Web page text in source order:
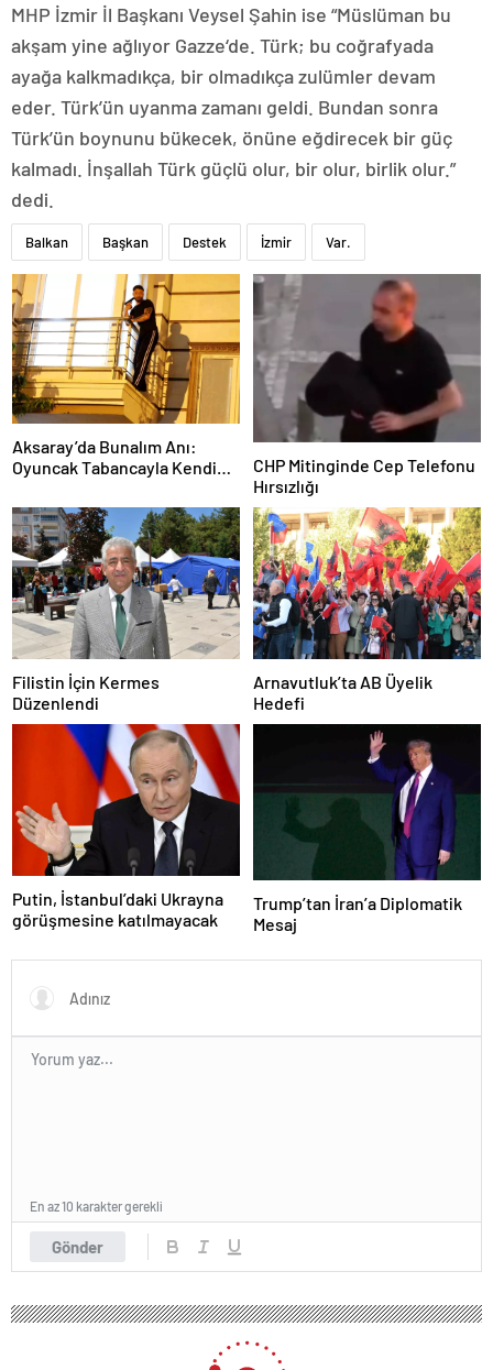
MHP İzmir İl Başkanı Veysel Şahin ise “Müslüman bu
akşam yine ağlıyor Gazze‘de. Türk; bu coğrafyada
ayağa kalkmadıkça, bir olmadıkça zulümler devam
eder. Türk’ün uyanma zamanı geldi. Bundan sonra
Türk’ün boynunu bükecek, önüne eğdirecek bir güç
kalmadı. İnşallah Türk güçlü olur, bir olur, birlik olur.”
dedi.
Balkan Başkan Destek İzmir Var.
Aksaray’da Bunalım Anı:
Oyuncak Tabancayla Kendine
CHP Mitinginde Cep Telefonu
Hırsızlığı
Filistin İçin Kermes
Düzenlendi
Arnavutluk’ta AB Üyelik
Hedefi
Putin, İstanbul’daki Ukrayna
görüşmesine katılmayacak
Trump’tan İran’a Diplomatik
Mesaj
Gönder
En az 10 karakter gerekli